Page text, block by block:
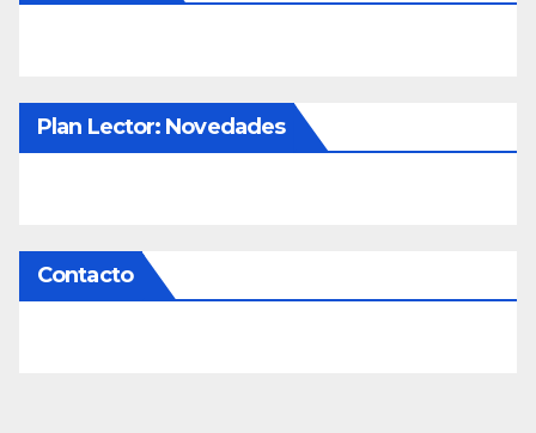
Plan Lector: Novedades
Contacto